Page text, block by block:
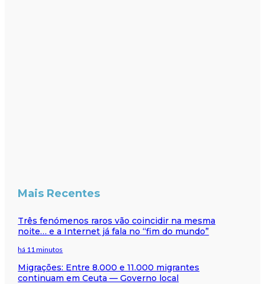
Mais Recentes
Três fenómenos raros vão coincidir na mesma
noite… e a Internet já fala no “fim do mundo”
há 11 minutos
Migrações: Entre 8.000 e 11.000 migrantes
continuam em Ceuta — Governo local